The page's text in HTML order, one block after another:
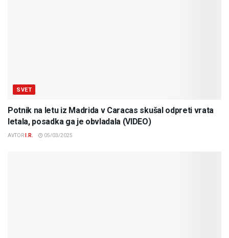
SVET
Potnik na letu iz Madrida v Caracas skušal odpreti vrata
letala, posadka ga je obvladala (VIDEO)
AVTOR I.R. 05/03/2025